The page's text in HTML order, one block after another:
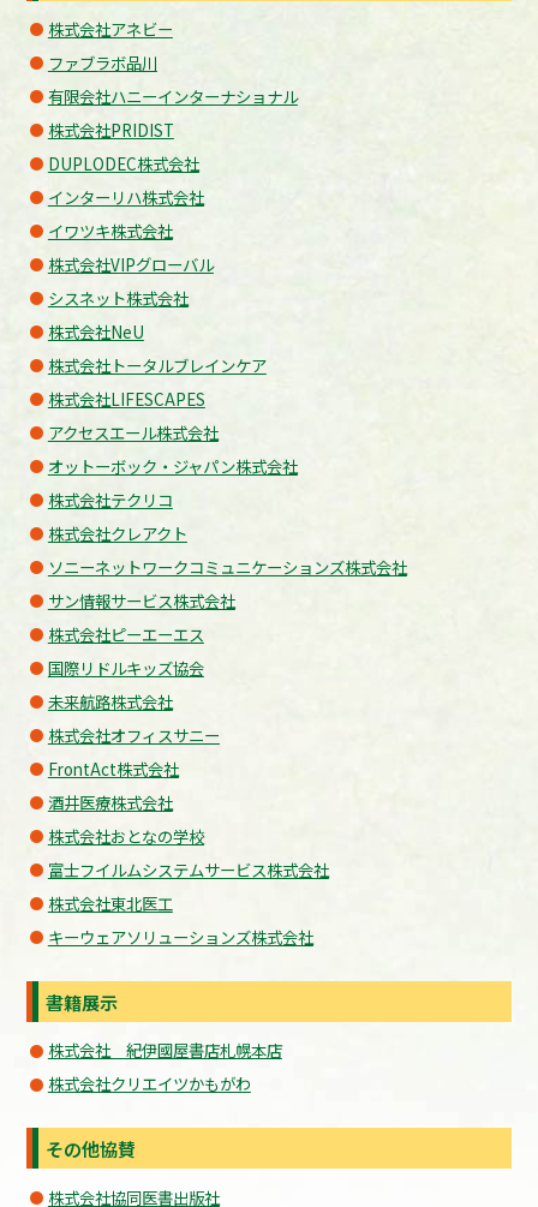
株式会社アネビー
ファブラボ品川
有限会社ハニーインターナショナル
株式会社PRIDIST
DUPLODEC株式会社
インターリハ株式会社
イワツキ株式会社
株式会社VIPグローバル
シスネット株式会社
株式会社NeU
株式会社トータルブレインケア
株式会社LIFESCAPES
アクセスエール株式会社
オットーボック・ジャパン株式会社
株式会社テクリコ
株式会社クレアクト
ソニーネットワークコミュニケーションズ株式会社
サン情報サービス株式会社
株式会社ピーエーエス
国際リドルキッズ協会
未来航路株式会社
株式会社オフィスサニー
FrontAct株式会社
酒井医療株式会社
株式会社おとなの学校
富士フイルムシステムサービス株式会社
株式会社東北医工
キーウェアソリューションズ株式会社
書籍展示
株式会社 紀伊國屋書店札幌本店
株式会社クリエイツかもがわ
その他協賛
株式会社協同医書出版社